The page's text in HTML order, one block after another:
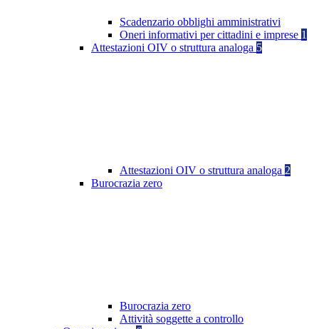
Scadenzario obblighi amministrativi
Oneri informativi per cittadini e imprese 1
Attestazioni OIV o struttura analoga 5
Attestazioni OIV o struttura analoga 2
Burocrazia zero
Burocrazia zero
Attività soggette a controllo